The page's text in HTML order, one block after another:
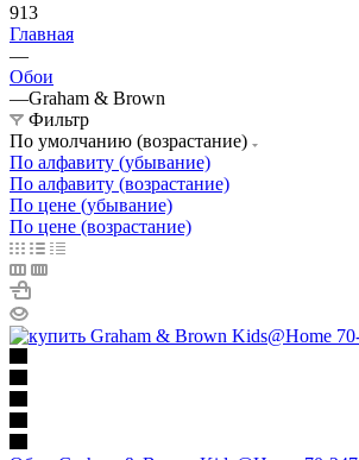
913
Главная
—
Обои
—Graham & Brown
Фильтр
По умолчанию (возрастание)
По алфавиту (убывание)
По алфавиту (возрастание)
По цене (убывание)
По цене (возрастание)